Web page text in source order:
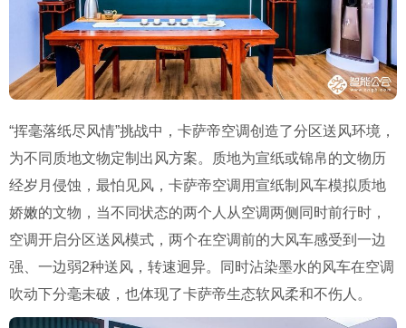
“挥毫落纸尽风情”挑战中，卡萨帝空调创造了分区送风环境，
为不同质地文物定制出风方案。
质地为宣纸或锦帛的文物历
经岁月侵蚀，最怕见风，卡萨帝空调用宣纸制风车模拟质地
娇嫩的文物，当不同状态的两个人从空调两侧同时前行时，
空调开启分区送风模式，两个在空调前的大风车感受到一边
强、一边弱2种送风，转速迥异。同时沾染墨水的风车在空调
吹动下分毫未破，也体现了卡萨帝生态软风柔和不伤人。